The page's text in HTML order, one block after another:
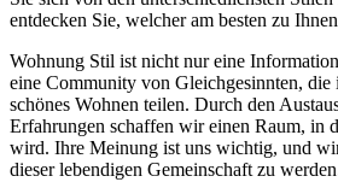
entdecken Sie, welcher am besten zu
Wohnung Stil ist nicht nur eine
eine Community von Gleichgesinnten,
schönes Wohnen teilen. Durch den
Erfahrungen schaffen wir einen Raum, in
wird. Ihre Meinung ist uns wichtig, und
dieser lebendigen Gemeinschaft zu